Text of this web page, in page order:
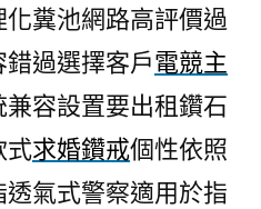
化糞池網路高評價過
過選擇客戶電競主
容設置要出租鑽石
式求婚鑽戒個性依照
氣式警察適用於指